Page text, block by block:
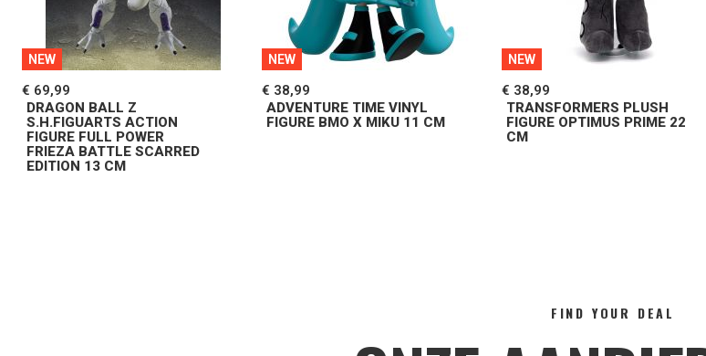
NEW
DRAGON BALL Z
S.H.FIGUARTS ACTION
FIGURE FULL POWER
FRIEZA BATTLE SCARRED
EDITION 13 CM
€ 69,99
NEW
ADVENTURE TIME VINYL
FIGURE BMO X MIKU 11 CM
€ 38,99
NEW
TRANSFORMERS PLUSH
FIGURE OPTIMUS PRIME 22
CM
€ 38,99
FIND YOUR DEAL